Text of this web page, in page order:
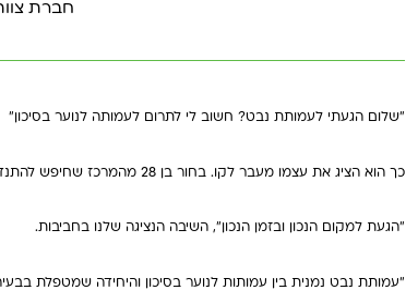
חברת
"שלום הגעתי לעמותת נבט? חשוב לי לתרום לעמותה לנוער בסיכון"
כך הוא הציג את עצמו מעבר לקו. בחור בן 28 מהמרכז שחיפש להתנדב ולהרגיש משמעותי בחברה.
"הגעת למקום הנכון ובזמן הנכון", השיבה הנציגה שלנו בחביבות.
"עמותת נבט נמנית בין עמותות לנוער בסיכון והיחידה שמטפלת